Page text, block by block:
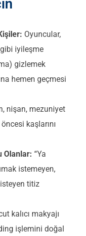
Oyuncular,
iyileşme
gizlemek
hemen geçmesi
nişan, mezuniyet
kaşlarını
Olanlar: “Ya
istemeyen,
titiz
kalıcı makyajı
işlemini doğal